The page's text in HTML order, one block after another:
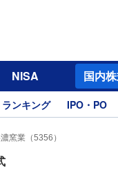
NISA 国内
ランキング IPO・PO
窯業（5356）